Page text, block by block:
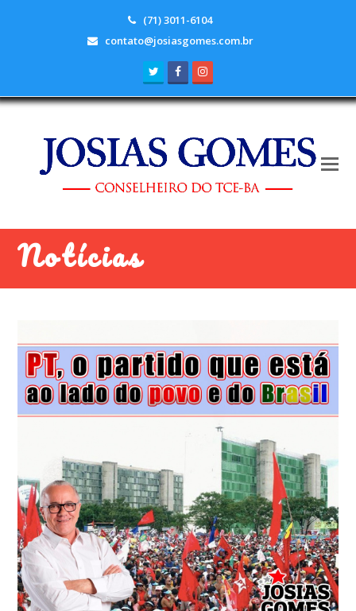
(71) 3011-6104
contato@josiasgomes.com.br
TwitterFacebook
Notícias